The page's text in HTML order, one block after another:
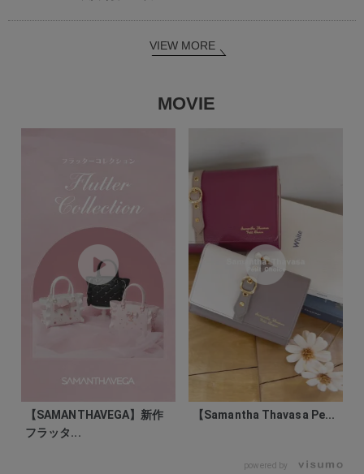
VIEW MORE
MOVIE
【SAMANTHAVEGA】新作
フラッタ...
【Samantha Thavasa Pe...
powered by